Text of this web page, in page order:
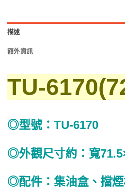
描述
額外資訊
TU-
◎型號：TU-6170
◎外觀尺寸約：寬
◎配件：集油盒、擋